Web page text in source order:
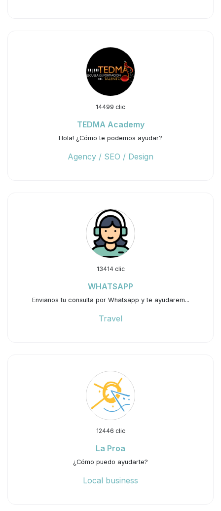
14499 clic
TEDMA Academy
Hola! ¿Cómo te podemos ayudar?
Agency / SEO / Design
13414 clic
WHATSAPP
Envianos tu consulta por Whatsapp y te ayudarem...
Travel
12446 clic
La Proa
¿Cómo puedo ayudarte?
Local business